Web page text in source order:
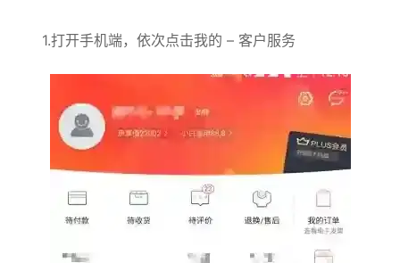
1.打开手机端，依次点击我的 – 客户服务